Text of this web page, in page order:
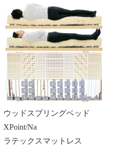
ウッドスプリングベッド
XPoint/Na
ラテックスマットレス